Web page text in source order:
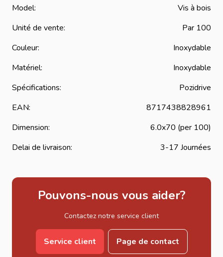
d’aménagement extérieur.
Diamètre : 6.0 mm
Longueur : 70 mm
Matériau : Acier inoxydable
Type d’empreinte : Pozidrive
Utilisation : charpente, ossature bois, construction
Haute résistance à la corrosion
Bonne tenue mécanique
Ces vis inox sont adaptées à de nombreuses applications
professionnelles et structurelles :
Construction de charpentes bois
Ossatures bois
Model:
Vis à bois
Unité de vente:
Par 100
Couleur:
Inoxydable
Matériel:
Inoxydable
Spécifications:
Pozidrive
EAN:
8717438828961
Dimension:
6.0x70 (per 100)
Delai de livraison:
3-17 Journées
Pouvons-nous vous aider?
Contactez notre service client
Service client Page de contact